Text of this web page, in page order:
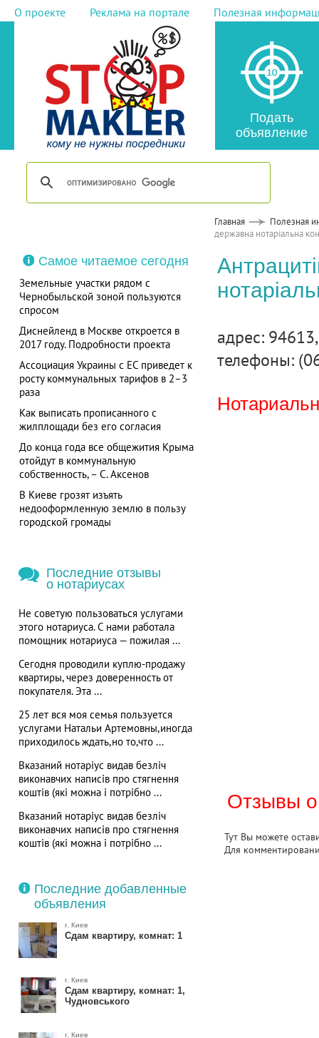
О проекте Реклама на портале Полезная
Подать
объявление
Главная
Полезная
державна нотаріальна
Самое читаемое сегодня
Земельные участки рядом с
Чернобыльской зоной пользуются
спросом
Диснейленд в Москве откроется в
2017 году. Подробности проекта
Ассоциация Украины с ЕС приведет к
росту коммунальных тарифов в 2–3
раза
Как выписать прописанного с
жилплощади без его согласия
До конца года все общежития Крыма
отойдут в коммунальную
собственность, – С. Аксенов
В Киеве грозят изъять
недооформленную землю в пользу
городской громады
Последние отзывы
о нотариусах
Не советую пользоваться услугами
этого нотариуса. С нами работала
помощник нотариуса — пожилая ...
Сегодня проводили куплю-продажу
квартиры, через доверенность от
покупателя. Эта ...
25 лет вся моя семья пользуется
услугами Натальи Артемовны,иногда
приходилось ждать,но то,что ...
Вказаний нотаріус видав безліч
виконавчих написів про стягнення
коштів (які можна і потрібно ...
Вказаний нотаріус видав безліч
виконавчих написів про стягнення
коштів (які можна і потрібно ...
Последние добавленные
объявления
г. Киев
Сдам квартиру, комнат: 1
г. Киев
Сдам квартиру, комнат: 1,
Чудновського
г. Киев
адрес:
телефоны:
Отзывы о
Тут Вы можете
Для